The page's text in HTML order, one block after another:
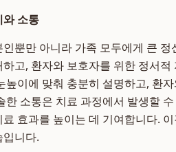
와 소통
뿐만 아니라 가족 모두에게 큰
고, 환자와 보호자를 위한 정서
이에 맞춰 충분히 설명하고, 환
한 소통은 치료 과정에서 발생할
효과를 높이는 데 기여합니다.
니다.